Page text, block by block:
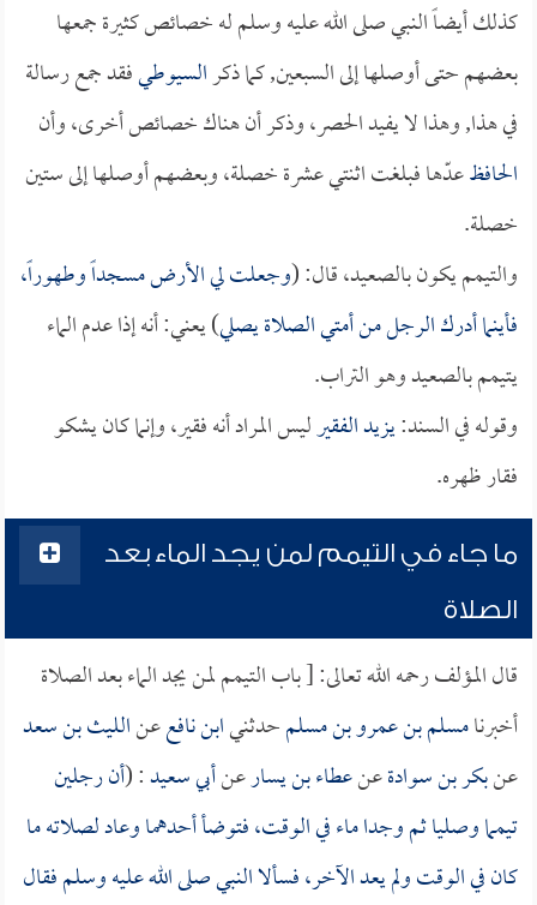
كذلك أيضاً النبي صلى الله عليه وسلم له خصائص كثيرة جمعها
بعضهم حتى أوصلها إلى السبعين, كما ذكرالسيوطيفقد جمع رسالة
في هذا, وهذا لا يفيد الحصر، وذكر أن هناك خصائص أخرى، وأن
الحافظعدّها فبلغت اثنتي عشرة خصلة، وبعضهم أوصلها إلى ستين
خصلة.
والتيمم يكون بالصعيد، قال: (وجعلت لي الأرض مسجداً وطهوراً،
فأينما أدرك الرجل من أمتي الصلاة يصلي) يعني: أنه إذا عدم الماء
يتيمم بالصعيد وهو التراب.
وقوله في السند:يزيد الفقيرليس المراد أنه فقير، وإنما كان يشكو
فقار ظهره.
ما جاء في التيمم لمن يجد الماء بعد
الصلاة
قال المؤلف رحمه الله تعالى: [ باب التيمم لمن يجد الماء بعد الصلاة
أخبرنامسلم بن عمرو بن مسلمحدثنيابن نافععنالليث بن سعد
عنبكر بن سوادةعنعطاء بن يسارعنأبي سعيد: (أن رجلين
تيمما وصليا ثم وجدا ماء في الوقت، فتوضأ أحدهما وعاد لصلاته ما
كان في الوقت ولم يعد الآخر، فسألا النبي صلى الله عليه وسلم فقال